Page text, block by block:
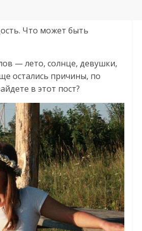
Что может быть
— лето, солнце, девушки,
остались причины, по
в этот пост?